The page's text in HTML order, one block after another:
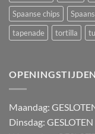
Spaanse chips
tapenade
tortilla
OPENINGSTIJDEN
Maandag:
Dinsdag: GESLOTEN